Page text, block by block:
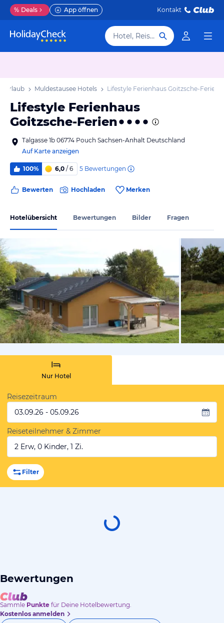
% Deals App öffnen Kontakt
Hotel, Reiseziel
Urlaub Muldestausee Hotels Lifestyle Ferienhaus Goitzsche-Ferien
Lifestyle Ferienhaus
Goitzsche-Ferien
Talgasse 1b 06774 Pouch Sachsen-Anhalt Deutschland
Auf Karte anzeigen
100% 6,0 / 6 5 Bewertungen
Bewerten Hochladen Merken
Hotelübersicht Bewertungen Bilder Fragen
vom
Nur Hotel
Reisezeitraum
03.09.26 - 05.09.26
Reiseteilnehmer & Zimmer
2 Erw, 0 Kinder, 1 Zi.
Filter
Bewertungen
Sammle Punkte für Deine Hotelbewertung.
Kostenlos anmelden